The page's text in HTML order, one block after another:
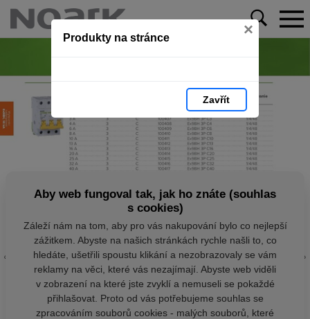
Produkty na stránce ×
Zavřít
Aby web fungoval tak, jak ho znáte (souhlas
s cookies)
Záleží nám na tom, aby pro vás nakupování bylo co nejlepší
zážitkem. Abyste na našich stránkách rychle našli to, co
hledáte, ušetřili spoustu klikání a nezobrazovaly se vám
reklamy na věci, které vás nezajímají. Abyste web viděli
v zobrazení na které jste zvyklí a nemuseli se pokaždé
přihlašovat. Proto od vás potřebujeme souhlas se
zpracováním souborů cookies - malých souborů, které